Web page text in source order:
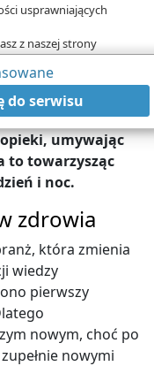
Ale mają go też ich
usługi dla swoich klientów
zacierają
a samo-
czekają
technologiczne
umywając
to towarzysząc
i noc.
zdrowia
która zmienia
wiedzy
pierwszy
nowym, choć po
nowymi
usprawniających
z naszej strony
aby wyrazić zgodę
Twoich
a wyrażoną zgodę
zgodę na
celach. Jeżeli
konfigurację
„Ustawień
narzędzi zewnętrznych
cookies.
do serwisu